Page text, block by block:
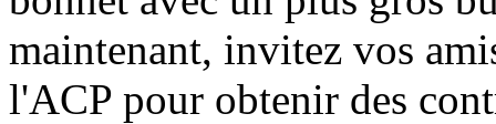
maintenant, invitez vos
l'ACP pour obtenir des